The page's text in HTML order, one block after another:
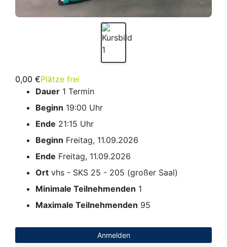
0,00 €Plätze frei
Dauer 1 Termin
Beginn 19:00 Uhr
Ende 21:15 Uhr
Beginn Freitag, 11.09.2026
Ende Freitag, 11.09.2026
Ort vhs - SKS 25 - 205 (großer Saal)
Minimale Teilnehmenden 1
Maximale Teilnehmenden 95
Anmelden